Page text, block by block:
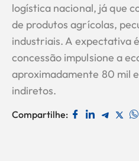
logística nacional, já que
de produtos agrícolas,
industriais. A expectativa
concessão impulsione a
aproximadamente 80 mil
indiretos.
Compartilhe: